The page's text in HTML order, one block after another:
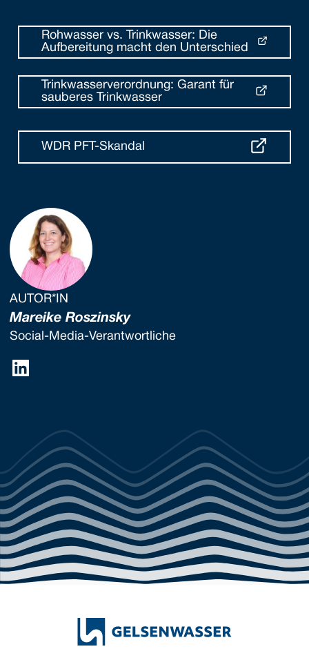
Rohwasser vs. Trinkwasser: Die
Aufbereitung macht den Unterschied
Trinkwasserverordnung: Garant für
sauberes Trinkwasser
WDR PFT-Skandal
AUTOR*IN
Mareike Roszinsky
Social-Media-Verantwortliche